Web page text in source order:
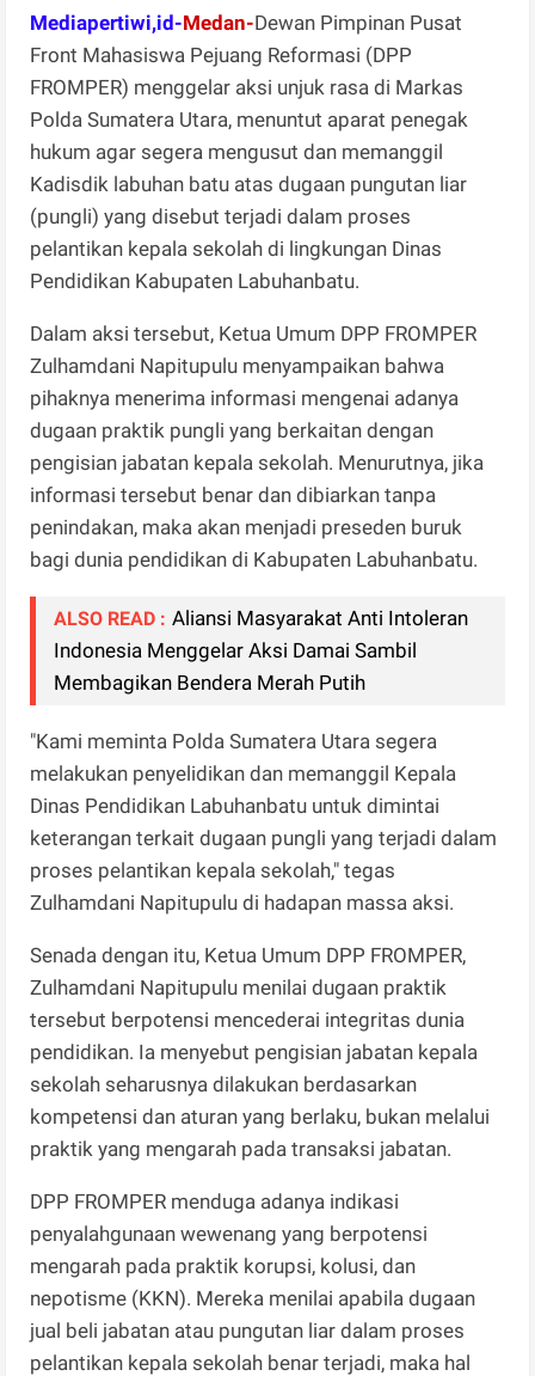
Mediapertiwi,id-Medan-Dewan Pimpinan Pusat
Front Mahasiswa Pejuang Reformasi (DPP
FROMPER) menggelar aksi unjuk rasa di Markas
Polda Sumatera Utara, menuntut aparat penegak
hukum agar segera mengusut dan memanggil
Kadisdik labuhan batu atas dugaan pungutan liar
(pungli) yang disebut terjadi dalam proses
pelantikan kepala sekolah di lingkungan Dinas
Pendidikan Kabupaten Labuhanbatu.
Dalam aksi tersebut, Ketua Umum DPP FROMPER
Zulhamdani Napitupulu menyampaikan bahwa
pihaknya menerima informasi mengenai adanya
dugaan praktik pungli yang berkaitan dengan
pengisian jabatan kepala sekolah. Menurutnya, jika
informasi tersebut benar dan dibiarkan tanpa
penindakan, maka akan menjadi preseden buruk
bagi dunia pendidikan di Kabupaten Labuhanbatu.
ALSO READ : Aliansi Masyarakat Anti Intoleran
Indonesia Menggelar Aksi Damai Sambil
Membagikan Bendera Merah Putih
"Kami meminta Polda Sumatera Utara segera
melakukan penyelidikan dan memanggil Kepala
Dinas Pendidikan Labuhanbatu untuk dimintai
keterangan terkait dugaan pungli yang terjadi dalam
proses pelantikan kepala sekolah," tegas
Zulhamdani Napitupulu di hadapan massa aksi.
Senada dengan itu, Ketua Umum DPP FROMPER,
Zulhamdani Napitupulu menilai dugaan praktik
tersebut berpotensi mencederai integritas dunia
pendidikan. Ia menyebut pengisian jabatan kepala
sekolah seharusnya dilakukan berdasarkan
kompetensi dan aturan yang berlaku, bukan melalui
praktik yang mengarah pada transaksi jabatan.
DPP FROMPER menduga adanya indikasi
penyalahgunaan wewenang yang berpotensi
mengarah pada praktik korupsi, kolusi, dan
nepotisme (KKN). Mereka menilai apabila dugaan
jual beli jabatan atau pungutan liar dalam proses
pelantikan kepala sekolah benar terjadi, maka hal